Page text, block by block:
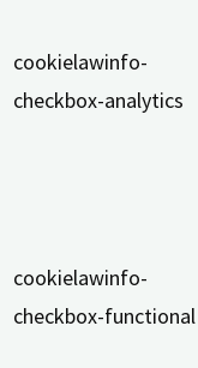
cookielawinfo-
checkbox-analytics
cookielawinfo-
checkbox-functional